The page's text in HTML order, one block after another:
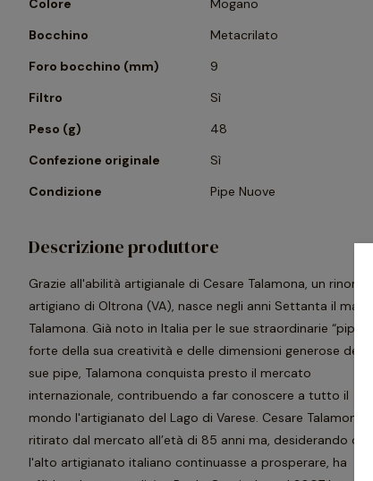
Colore
Mogano
Bocchino
Metacrilato
Foro bocchino (mm)
9
Filtro
Sì
Peso (g)
48
Confezione originale
Sì
Condizione
Pipe Nuove
Descrizione produttore
Grazie all'abilità artigianale di Cesare Talamona, un
artigiano di Oltrona (VA), nasce negli anni Settanta il
Talamona. Già noto in Italia per le sue straordinarie “pipatt"
forte della sua creatività e delle dimensioni generose delle
sue pipe, Talamona conquista presto il mercato
internazionale, contribuendo a far conoscere a tutto il
mondo l'artigianato del Lago di Varese. Cesare Talamona si
ritirato dal mercato all’età di 85 anni ma, desiderando che
l'alto artigianato italiano continuasse a prosperare, ha